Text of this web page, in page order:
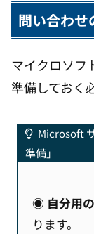
問い合わせ
マイクロソフ
準備しておく
Microsoft
準備」
◉ 自分用の
ります。